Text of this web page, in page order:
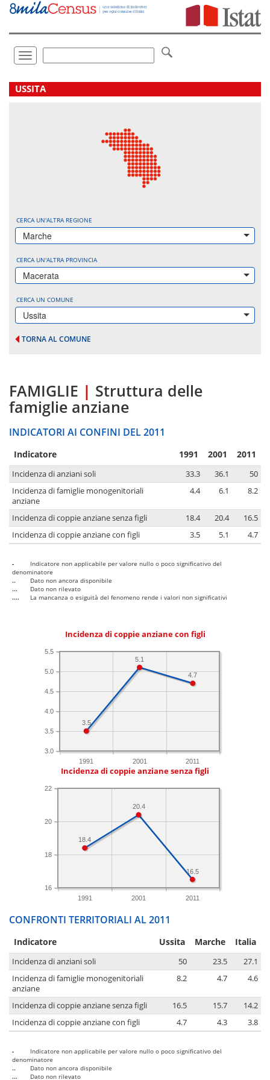
Vai
direttamente
Toggle
navigation
USSITA
CERCA UN'ALTRA REGIONE
Marche
CERCA UN'ALTRA PROVINCIA
Macerata
CERCA UN COMUNE
Ussita
TORNA AL COMUNE
FAMIGLIE | Struttura delle
famiglie anziane
INDICATORI AI CONFINI DEL 2011
Indicatore 1991 2001 2011
Incidenza di anziani soli 33.3 36.1
50
Incidenza di famiglie monogenitoriali
anziane
4.4 6.1 8.2
Incidenza di coppie anziane senza figli 18.4 20.4
16.5
Incidenza di coppie anziane con figli
3.5 5.1 4.7
-
Indicatore non applicabile per valore nullo o poco significativo del
denominatore
..
Dato non ancora disponibile
...
Dato non rilevato
....
La mancanza o esiguità del fenomeno rende i valori non significativi
Incidenza di coppie anziane con figli
1991 2001 2011
3.0
3.5
4.0
4.5
5.0
5.5
4.7
5.1
3.5
Incidenza di coppie anziane senza figli
1991 2001 2011
16
18
20
22
16.5
20.4
18.4
CONFRONTI TERRITORIALI AL 2011
Indicatore Ussita Marche Italia
Incidenza di anziani soli 50 23.5
27.1
Incidenza di famiglie monogenitoriali
anziane
8.2 4.7 4.6
Incidenza di coppie anziane senza figli 16.5 15.7
14.2
Incidenza di coppie anziane con figli
4.7 4.3 3.8
-
Indicatore non applicabile per valore nullo o poco significativo del
denominatore
..
Dato non ancora disponibile
...
Dato non rilevato